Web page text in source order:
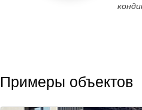
Примеры объектов